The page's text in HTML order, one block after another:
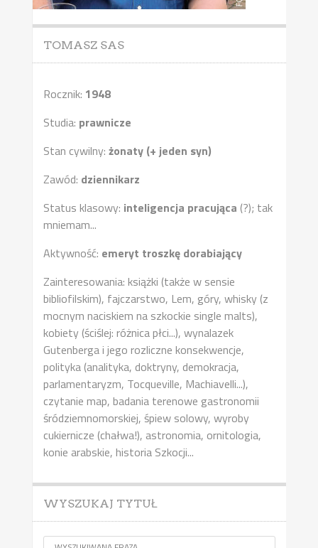
TOMASZ SAS
Rocznik: 1948
Studia: prawnicze
Stan cywilny: żonaty (+ jeden syn)
Zawód: dziennikarz
Status klasowy: inteligencja pracująca (?); tak
mniemam...
Aktywność: emeryt troszkę dorabiający
Zainteresowania: książki (także w sensie
bibliofilskim), fajczarstwo, Lem, góry, whisky (z
mocnym naciskiem na szkockie single malts),
kobiety (ściślej: różnica płci...), wynalazek
Gutenberga i jego rozliczne konsekwencje,
polityka (analityka, doktryny, demokracja,
parlamentaryzm, Tocqueville, Machiavelli...),
czytanie map, badania terenowe gastronomii
śródziemnomorskiej, śpiew solowy, wyroby
cukiernicze (chałwa!), astronomia, ornitologia,
konie arabskie, historia Szkocji...
WYSZUKAJ TYTUŁ